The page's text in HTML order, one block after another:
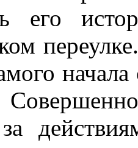
его